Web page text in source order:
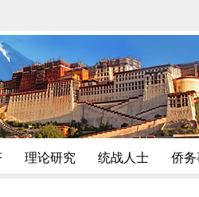
理论研究 统战人士 侨务